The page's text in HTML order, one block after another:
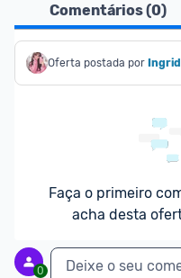
Comentários (0)
Oferta postada por Ingrid
Faça o primeiro
acha desta
0 Deixe o seu